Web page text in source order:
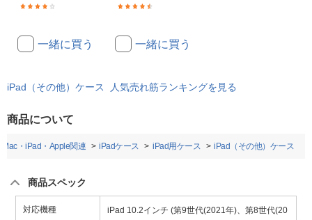
一緒に買う 一緒に買う
iPad（その他）ケース 人気売れ筋ランキングを見る
商品について
Mac・iPad・Apple関連 iPadケース iPad用ケース iPad（その他）ケース
商品スペック
対応機種
iPad 10.2インチ (第9世代(2021年)、第8世代(20